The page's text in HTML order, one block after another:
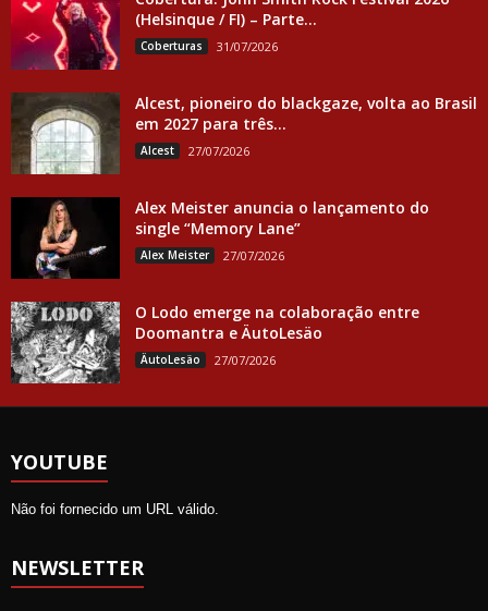
(Helsinque / FI) – Parte...
Coberturas 31/07/2026
Alcest, pioneiro do blackgaze, volta ao Brasil
em 2027 para três...
Alcest 27/07/2026
Alex Meister anuncia o lançamento do
single “Memory Lane”
Alex Meister 27/07/2026
O Lodo emerge na colaboração entre
Doomantra e ÄutoLesäo
ÄutoLesäo 27/07/2026
YOUTUBE
Não foi fornecido um URL válido.
NEWSLETTER